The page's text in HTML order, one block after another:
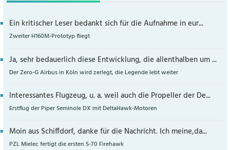
Ein kritischer Leser bedankt sich für die Aufnahme in eur...
Zweiter H160M-Prototyp fliegt
Ja, sehr bedauerlich diese Entwicklung, die allenthalben um ...
Der Zero-G Airbus in Köln wird zerlegt, die Legende lebt weiter
Interessantes Flugzeug, u. a. weil auch die Propeller der De...
Erstflug der Piper Seminole DX mit DeltaHawk-Motoren
Moin aus Schiffdorf, danke für die Nachricht. Ich meine,da...
PZL Mielec fertigt die ersten S-70 Firehawk